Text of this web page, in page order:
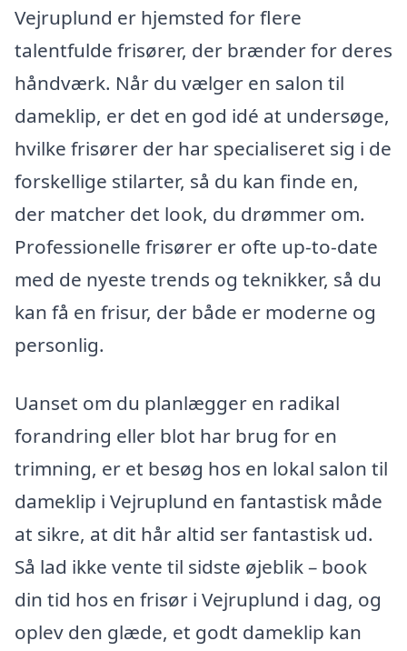
Vejruplund er hjemsted for flere
talentfulde frisører, der brænder for deres
håndværk. Når du vælger en salon til
dameklip, er det en god idé at undersøge,
hvilke frisører der har specialiseret sig i de
forskellige stilarter, så du kan finde en,
der matcher det look, du drømmer om.
Professionelle frisører er ofte up-to-date
med de nyeste trends og teknikker, så du
kan få en frisur, der både er moderne og
personlig.
Uanset om du planlægger en radikal
forandring eller blot har brug for en
trimning, er et besøg hos en lokal salon til
dameklip i Vejruplund en fantastisk måde
at sikre, at dit hår altid ser fantastisk ud.
Så lad ikke vente til sidste øjeblik – book
din tid hos en frisør i Vejruplund i dag, og
oplev den glæde, et godt dameklip kan